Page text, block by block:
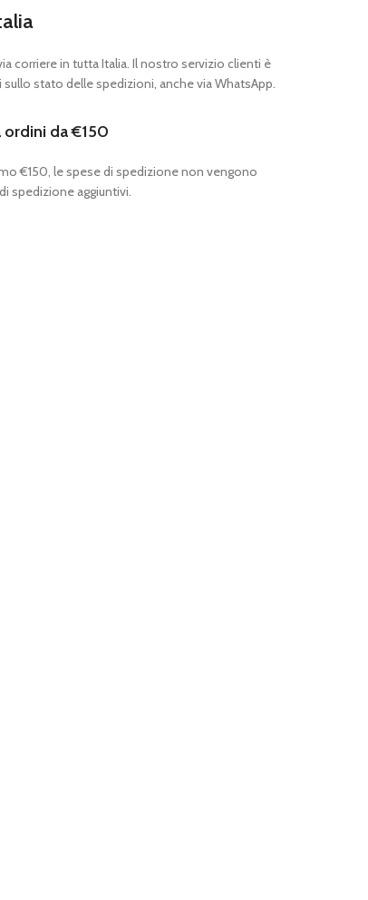
corriere in tutta Italia. Il nostro servizio clienti è
stato delle spedizioni, anche via WhatsApp.
da €150
€150, le spese di spedizione non vengono
spedizione aggiuntivi.